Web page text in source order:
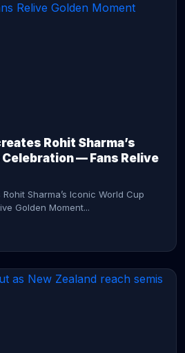
Rohit Sharma’s
Celebration — Fans Relive
Sharma’s Iconic World Cup
Golden Moment...